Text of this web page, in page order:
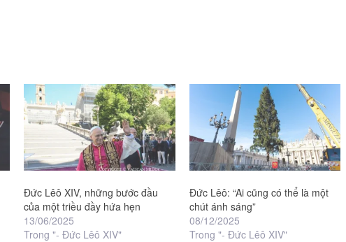
Đức Lêô XIV, những bước đầu
của một triều đầy hứa hẹn
13/06/2025
Trong "- Đức Lêô XIV"
Đức Lêô: “Ai cũng có thể là một
chút ánh sáng”
08/12/2025
Trong "- Đức Lêô XIV"